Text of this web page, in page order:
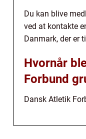
Du kan blive
ved at kontakte
Danmark, der er
Hvornår
Forbund
Dansk Atletik